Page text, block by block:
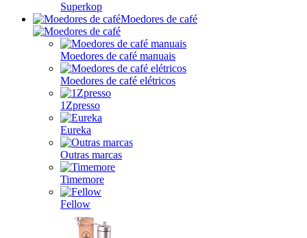
Superkop
Moedores de café
Moedores de café manuais
Moedores de café elétricos
1Zpresso
Eureka
Outras marcas
Timemore
Fellow